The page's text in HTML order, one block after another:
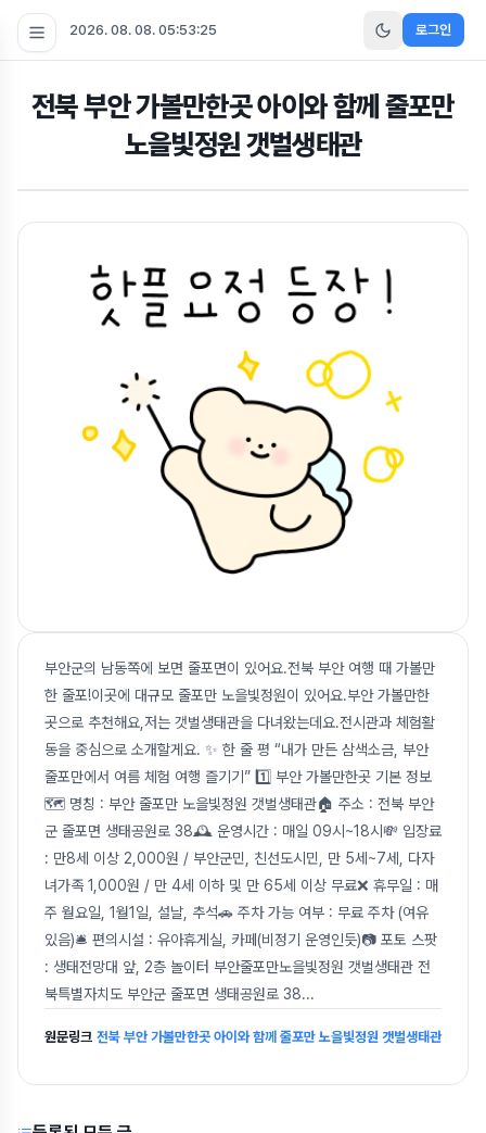
2026. 08. 08. 05:53:26 로그인
전북 부안 가볼만한곳 아이와 함께 줄포만
노을빛정원 갯벌생태관
부안군의 남동쪽에 보면 줄포면이 있어요.전북 부안 여행 때 가볼만
한 줄포!이곳에 대규모 줄포만 노을빛정원이 있어요.부안 가볼만한
곳으로 추천해요,저는 갯벌생태관을 다녀왔는데요.전시관과 체험활
동을 중심으로 소개할게요. ✨ 한 줄 평 “내가 만든 삼색소금, 부안
줄포만에서 여름 체험 여행 즐기기” 1️⃣ 부안 가볼만한곳 기본 정보
🗺️ 명칭 : 부안 줄포만 노을빛정원 갯벌생태관🏠 주소 : 전북 부안
군 줄포면 생태공원로 38🕰️ 운영시간 : 매일 09시~18시💸 입장료
: 만8세 이상 2,000원 / 부안군민, 친선도시민, 만 5세~7세, 다자
녀가족 1,000원 / 만 4세 이하 및 만 65세 이상 무료❌ 휴무일 : 매
주 월요일, 1월1일, 설날, 추석🚗 주차 가능 여부 : 무료 주차 (여유
있음)🛎️ 편의시설 : 유아휴게실, 카페(비정기 운영인듯)📷 포토 스팟
: 생태전망대 앞, 2층 놀이터 부안줄포만노을빛정원 갯벌생태관 전
북특별자치도 부안군 줄포면 생태공원로 38...
원문링크 전북 부안 가볼만한곳 아이와 함께 줄포만 노을빛정원 갯벌생태관